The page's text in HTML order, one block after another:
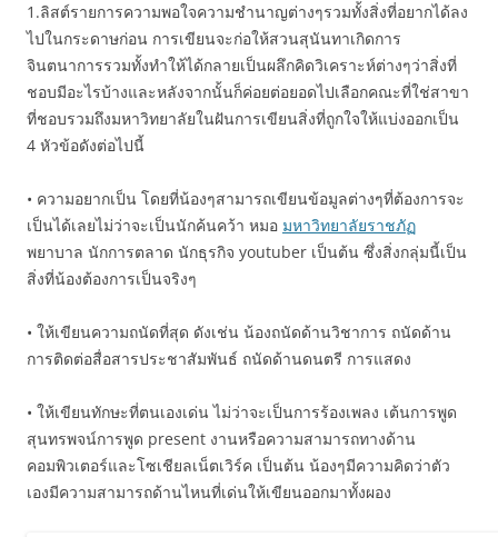
1.ลิสต์รายการความพอใจความชำนาญต่างๆรวมทั้งสิ่งที่อยากได้ลง
ไปในกระดาษก่อน การเขียนจะก่อให้สวนสุนันทาเกิดการ
จินตนาการรวมทั้งทำให้ได้กลายเป็นผลึกคิดวิเคราะห์ต่างๆว่าสิ่งที่
ชอบมีอะไรบ้างและหลังจากนั้นก็ค่อยต่อยอดไปเลือกคณะที่ใช่สาขา
ที่ชอบรวมถึงมหาวิทยาลัยในฝันการเขียนสิ่งที่ถูกใจให้แบ่งออกเป็น
4 หัวข้อดังต่อไปนี้
• ความอยากเป็น โดยที่น้องๆสามารถเขียนข้อมูลต่างๆที่ต้องการจะ
เป็นได้เลยไม่ว่าจะเป็นนักค้นคว้า หมอ มหาวิทยาลัยราชภัฏ
พยาบาล นักการตลาด นักธุรกิจ youtuber เป็นต้น ซึ่งสิ่งกลุ่มนี้เป็น
สิ่งที่น้องต้องการเป็นจริงๆ
• ให้เขียนความถนัดที่สุด ดังเช่น น้องถนัดด้านวิชาการ ถนัดด้าน
การติดต่อสื่อสารประชาสัมพันธ์ ถนัดด้านดนตรี การแสดง
• ให้เขียนทักษะที่ตนเองเด่น ไม่ว่าจะเป็นการร้องเพลง เต้นการพูด
สุนทรพจน์การพูด present งานหรือความสามารถทางด้าน
คอมพิวเตอร์และโซเชียลเน็ตเวิร์ค เป็นต้น น้องๆมีความคิดว่าตัว
เองมีความสามารถด้านไหนที่เด่นให้เขียนออกมาทั้งผอง